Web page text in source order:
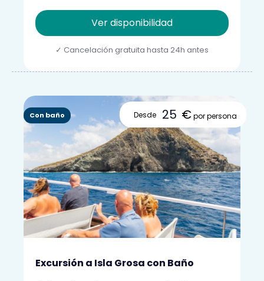
Ver disponibilidad
Desde 25 €por persona
Excursión a Isla Grosa con Baño
Con baño